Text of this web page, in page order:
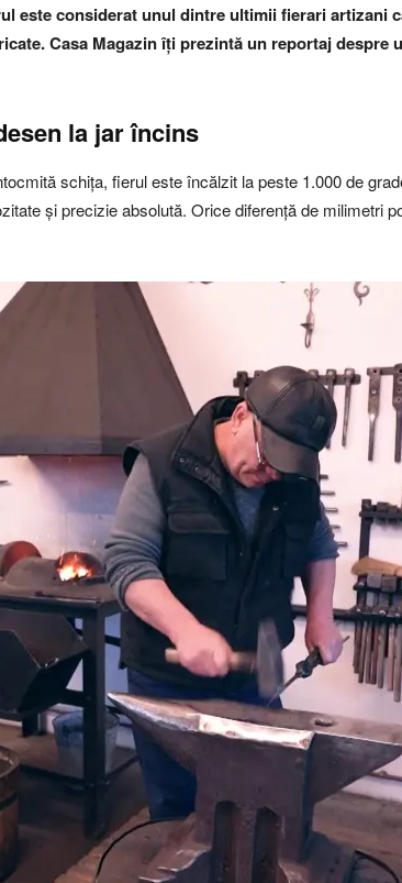
este considerat unul dintre ultimii fierari artizani
Casa Magazin îți prezintă un reportaj
la jar încins
schița, fierul este încălzit la peste 1.000 de
și precizie absolută. Orice diferență de milimetri